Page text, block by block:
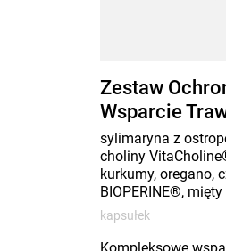
Zestaw
Wsparcie
sylimaryna z
choliny
kurkumy, oregano,
BIOPERINE®,
kapsułek